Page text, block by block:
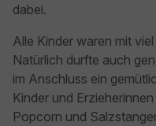
dabei.
Alle Kinder waren mit
Natürlich durfte auch
im Anschluss ein
Kinder und
Popcorn und